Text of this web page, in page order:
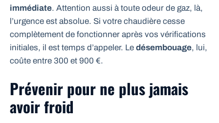
immédiate. Attention aussi à toute odeur de gaz, là,
l’urgence est absolue. Si votre chaudière cesse
complètement de fonctionner après vos vérifications
initiales, il est temps d’appeler. Le désembouage, lui,
coûte entre 300 et 900 €.
Prévenir pour ne plus jamais
avoir froid